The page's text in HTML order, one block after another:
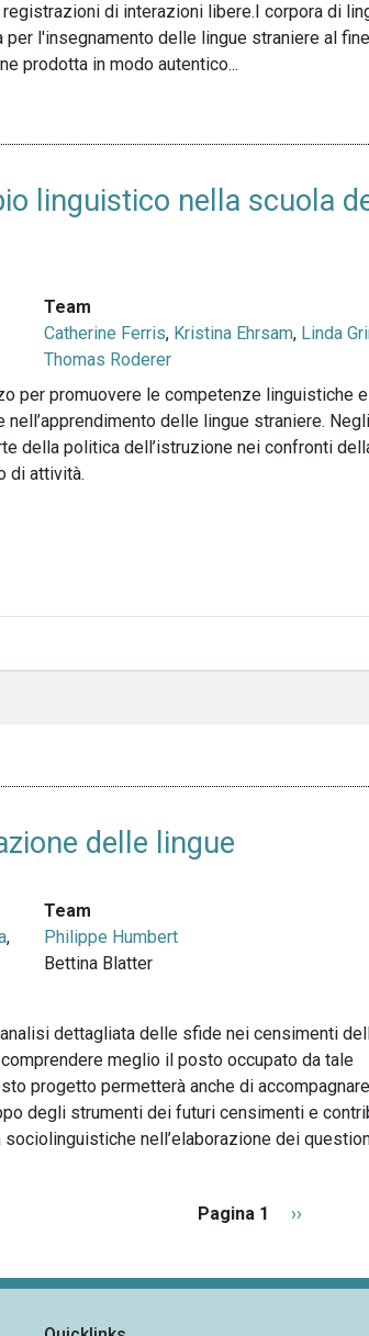
di interazioni libere.I corpora di
l'insegnamento delle lingue straniere al
prodotta in modo autentico...
linguistico nella scuola
Team
Catherine Ferris, Kristina Ehrsam, Linda
Thomas Roderer
per promuovere le competenze linguistiche e
delle lingue straniere.
della politica dell’istruzione nei confronti
di attività.
delle lingue
,
Team
Philippe Humbert
Bettina Blatter
dettagliata delle sfide nei censimenti
meglio il posto occupato da tale
progetto permetterà anche di accompagnare
degli strumenti dei futuri censimenti e
nell’elaborazione dei
Pagina 1
P
i
››